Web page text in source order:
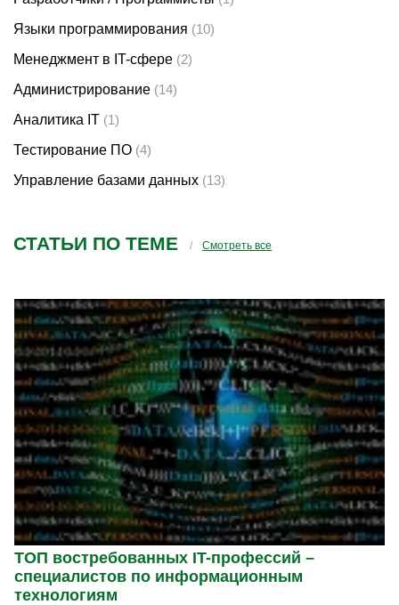
Языки программирования (10)
Менеджмент в IT-сфере (2)
Администрирование (14)
Аналитика IT (1)
Тестирование ПО (4)
Управление базами данных (13)
СТАТЬИ ПО ТЕМЕ Смотреть все
ТОП востребованных IT-профессий –
специалистов по информационным
технологиям